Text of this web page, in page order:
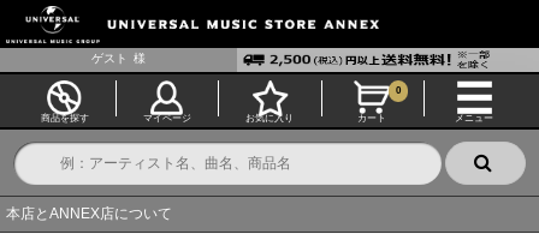
ゲスト 様
商品を探す マイページ お気に入り カート
0
メニュー
本店とANNEX店について